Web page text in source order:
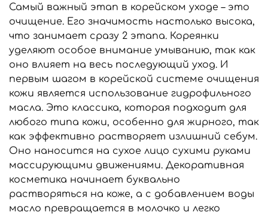
Самый важный этап в корейском уходе – это
очищение. Его значимость настолько высока,
что занимает сразу 2 этапа. Кореянки
уделяют особое внимание умыванию, так как
оно влияет на весь последующий уход. И
первым шагом в корейской системе очищения
кожи является использование гидрофильного
масла. Это классика, которая подходит для
любого типа кожи, особенно для жирного, так
как эффективно растворяет излишний себум.
Оно наносится на сухое лицо сухими руками
массирующими движениями. Декоративная
косметика начинает буквально
растворяться на коже, а с добавлением воды
масло превращается в молочко и легко